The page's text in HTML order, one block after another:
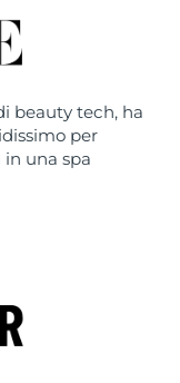
beauty tech, ha
per
una spa